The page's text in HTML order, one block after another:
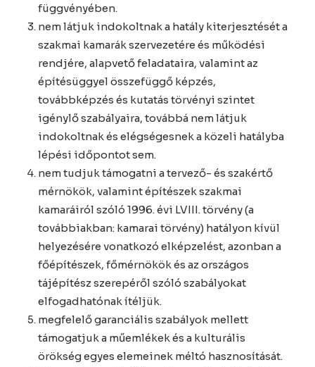
függvényében.
nem látjuk indokoltnak a hatály kiterjesztését a
szakmai kamarák szervezetére és működési
rendjére, alapvető feladataira, valamint az
építésüggyel összefüggő képzés,
továbbképzés és kutatás törvényi szintet
igénylő szabályaira, továbbá nem látjuk
indokoltnak és elégségesnek a közeli hatályba
lépési időpontot sem.
nem tudjuk támogatni a tervező- és szakértő
mérnökök, valamint építészek szakmai
kamaráiról szóló 1996. évi LVIII. törvény (a
továbbiakban: kamarai törvény) hatályon kívül
helyezésére vonatkozó elképzelést, azonban a
főépítészek, főmérnökök és az országos
tájépítész szerepéről szóló szabályokat
elfogadhatónak ítéljük.
megfelelő garanciális szabályok mellett
támogatjuk a műemlékek és a kulturális
örökség egyes elemeinek méltó hasznosítását.